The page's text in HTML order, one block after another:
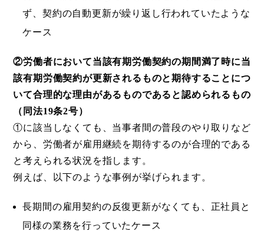
ず、契約の自動更新が繰り返し行われていたような
ケース
②労働者において当該有期労働契約の期間満了時に当
該有期労働契約が更新されるものと期待することにつ
いて合理的な理由があるものであると認められるもの
（同法19条2号）
①に該当しなくても、当事者間の普段のやり取りなど
から、労働者が雇用継続を期待するのが合理的である
と考えられる状況を指します。
例えば、以下のような事例が挙げられます。
長期間の雇用契約の反復更新がなくても、正社員と
同様の業務を行っていたケース